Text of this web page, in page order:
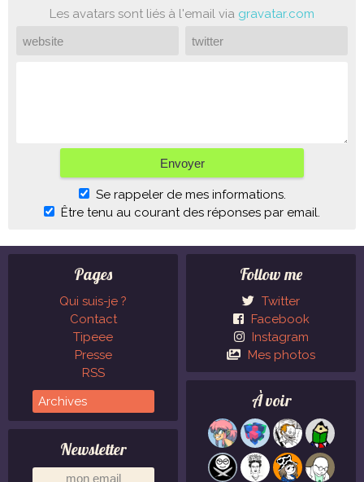
Les avatars sont liés à l'email via gravatar.com
Se rappeler de mes informations.
Être tenu au courant des réponses par email.
Pages
Qui suis-je ?
Contact
Tipeee
Presse
RSS
Newsletter
Follow me
Twitter
Facebook
Instagram
Mes photos
À voir